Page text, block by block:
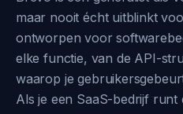
maar nooit écht uitblinkt
ontworpen voor
elke functie, van de API-
waarop je
Als je een SaaS-bedrijf runt